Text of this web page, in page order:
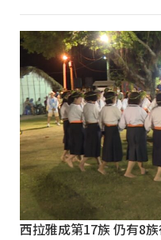
西拉雅成第17族 仍有8